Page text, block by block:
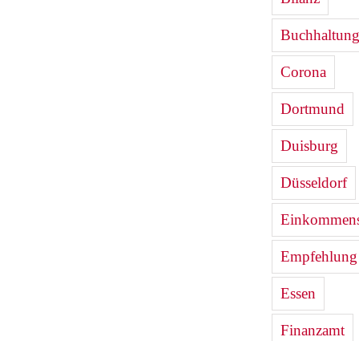
Buchhaltung
Corona
Dortmund
Duisburg
Düsseldorf
Empfehlung
Essen
Finanzamt